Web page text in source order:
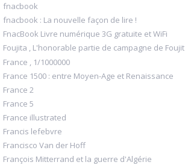
fnacbook
fnacbook : La nouvelle façon de lire !
FnacBook Livre numérique 3G gratuite et WiFi
Foujita , L'honorable partie de campagne de Foujit
France , 1/1000000
France 1500 : entre Moyen-Age et Renaissance
France 2
France 5
France illustrated
Francis lefebvre
Francisco Van der Hoff
François Mitterrand et la guerre d'Algérie